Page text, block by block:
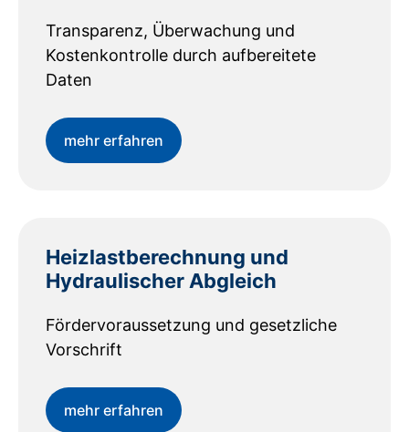
Transparenz, Überwachung und
Kostenkontrolle durch aufbereitete
Daten
mehr erfahren
Heizlastberechnung und
Hydraulischer Abgleich
Fördervoraussetzung und gesetzliche
Vorschrift
mehr erfahren